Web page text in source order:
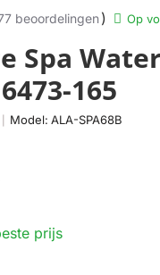
Spa
165
Model: ALA-SPA68B
beoordelingen) Op
prijs